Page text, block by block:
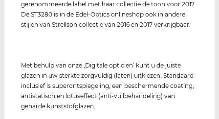
gerenommeerde label met haar collectie de toon voor 2017.
De ST3280 is in de Edel-Optics onlineshop ook in andere
stijlen van Strellson collectie van 2016 en 2017 verkrijgbaar.
Met behulp van onze ‚Digitale opticien’ kunt u de juiste
glazen in uw sterkte zorgvuldig (laten) uitkiezen. Standaard
inclusief is superontspiegeling, een beschermende coating,
antistatisch en lotuseffect (anti-vuilbehandeling) van
geharde kunststofglazen.